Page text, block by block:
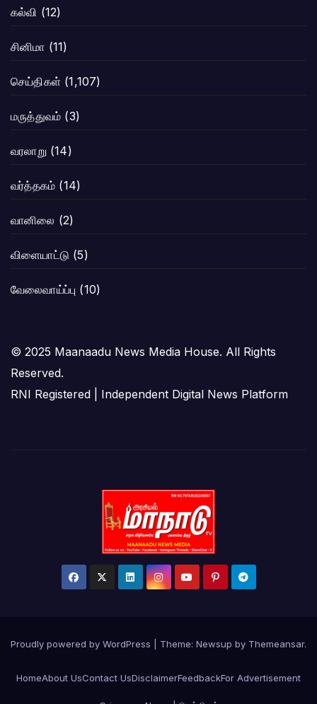
கல்வி (12)
சினிமா (11)
செய்திகள் (1,107)
மருத்துவம் (3)
வரலாறு (14)
வர்த்தகம் (14)
வானிலை (2)
விளையாட்டு (5)
வேலைவாய்ப்பு (10)
© 2025 Maanaadu News Media House. All Rights
Reserved.
RNI Registered | Independent Digital News Platform
Proudly powered by WordPress Theme: Newsup by Themeansar.
HomeAbout UsContact UsDisclaimerFeedbackFor Advertisement